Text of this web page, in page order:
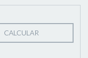
CALCULAR